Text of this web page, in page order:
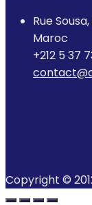
Rue
Maroc
+212 5 37
Copyright ©